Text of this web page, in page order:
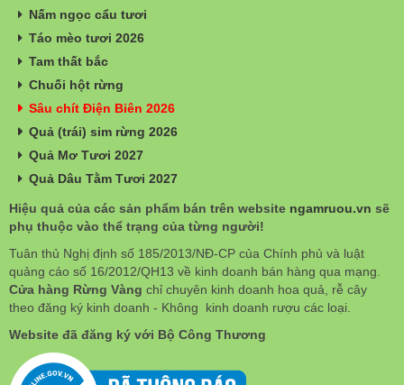
Nấm ngọc cẩu tươi
Táo mèo tươi 2026
Tam thất bắc
Chuối hột rừng
Sâu chít Điện Biên 2026
Quả (trái) sim rừng 2026
Quả Mơ Tươi 2027
Quả Dâu Tằm Tươi 2027
Hiệu quả của các sản phẩm bán trên website ngamruou.vn sẽ
phụ thuộc vào thể trạng của từng người!
Tuân thủ Nghị định số 185/2013/NĐ-CP của Chính phủ và luật
quảng cáo số 16/2012/QH13 về kinh doanh bán hàng qua mạng.
Cửa hàng Rừng Vàng chỉ chuyên kinh doanh hoa quả, rễ cây
theo đăng ký kinh doanh - Không kinh doanh rượu các loại.
Website đã đăng ký với Bộ Công Thương